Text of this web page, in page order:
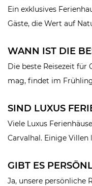
Ein exklusives
Gäste, die Wert auf
WANN IST DIE
Die beste Reisezeit
mag, findet im
SIND LUXUS
Viele Luxus
Carvalhal. Einige
GIBT ES
Ja, unsere persönliche